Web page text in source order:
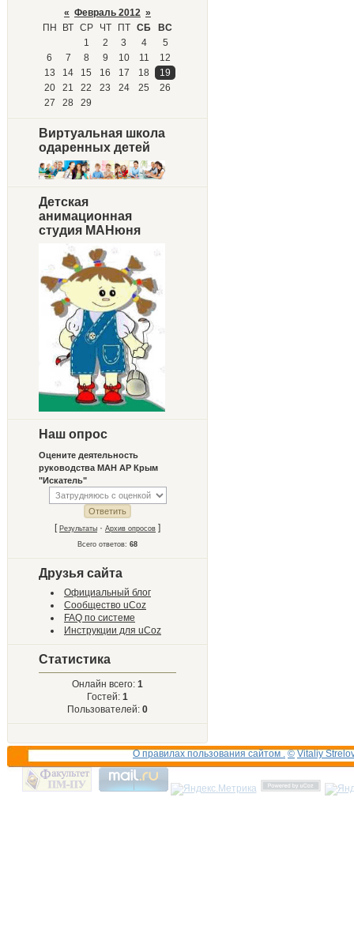
« Февраль 2012 »
ПН
ВТ СР ЧТ ПТ СБ
ВС
1
2 3 4
5
6
7 8 9 10 11
12
13
14 15 16 17 18
19
20
21 22 23 24 25
26
27
28 29
Виртуальная школа
одаренных детей
Детская
анимационная
студия МАНюня
Наш опрос
Оцените деятельность
руководства МАН АР Крым
"Искатель"
[ Результаты · Архив опросов ]
Всего ответов: 68
Друзья сайта
Официальный блог
Сообщество uCoz
FAQ по системе
Инструкции для uCoz
Статистика
Онлайн всего: 1
Гостей: 1
Пользователей: 0
О правилах пользования сайтом . © Vitaliy